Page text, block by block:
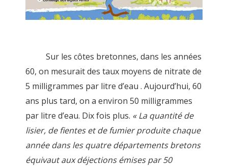
Sur les côtes bretonnes, dans les années
60, on mesurait des taux moyens de nitrate de
5 milligrammes par litre d’eau . Aujourd’hui, 60
ans plus tard, on a environ 50 milligrammes
par litre d’eau. Dix fois plus. « La quantité de
lisier, de fientes et de fumier produite chaque
année dans les quatre départements bretons
équivaut aux déjections émises par 50